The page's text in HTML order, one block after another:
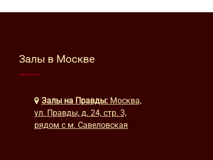
Залы в Москве
Залы на Правды: Москва,
ул. Правды, д. 24, стр. 3,
рядом с м. Савеловская